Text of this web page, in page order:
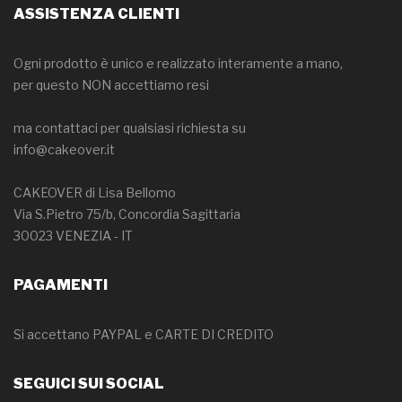
ASSISTENZA CLIENTI
Ogni prodotto è unico e realizzato interamente a mano,
per questo NON accettiamo resi
ma contattaci per qualsiasi richiesta su
info@cakeover.it
CAKEOVER di Lisa Bellomo
Via S.Pietro 75/b, Concordia Sagittaria
30023 VENEZIA - IT
PAGAMENTI
Si accettano PAYPAL e CARTE DI CREDITO
SEGUICI SUI SOCIAL